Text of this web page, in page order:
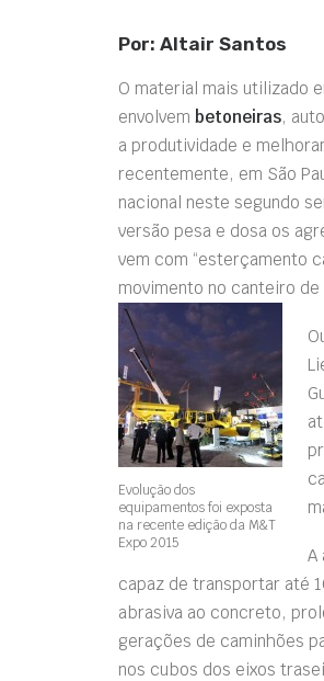
Por: Altair Santos
O material mais utilizado
envolvem betoneiras,
a produtividade e
recentemente, em São
nacional neste segundo
versão pesa e dosa os
vem com “esterçamento
movimento no canteiro de
Evolução dos
equipamentos foi exposta
na recente edição da M&T
Expo 2015
A
capaz de transportar até
abrasiva ao concreto,
gerações de caminhões
nos cubos dos eixos